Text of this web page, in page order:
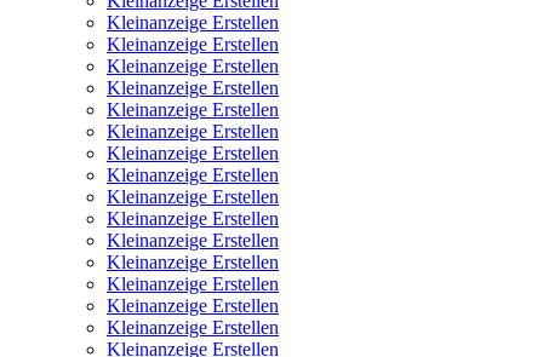
Kleinanzeige Erstellen
Kleinanzeige Erstellen
Kleinanzeige Erstellen
Kleinanzeige Erstellen
Kleinanzeige Erstellen
Kleinanzeige Erstellen
Kleinanzeige Erstellen
Kleinanzeige Erstellen
Kleinanzeige Erstellen
Kleinanzeige Erstellen
Kleinanzeige Erstellen
Kleinanzeige Erstellen
Kleinanzeige Erstellen
Kleinanzeige Erstellen
Kleinanzeige Erstellen
Kleinanzeige Erstellen